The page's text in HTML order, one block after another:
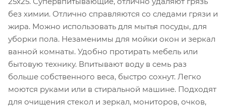
без химии. Отлично справляются со следами грязи и
жира. Можно использовать для мытья посуды, для
уборки пола. Незаменимы для мойки окон и зеркал
ванной комнаты. Удобно протирать мебель или
бытовую технику. Впитывают воду в семь раз
больше собственного веса, быстро сохнут. Легко
моются руками или в стиральной машине. Подходят
для очищения стекол и зеркал, мониторов, очков,